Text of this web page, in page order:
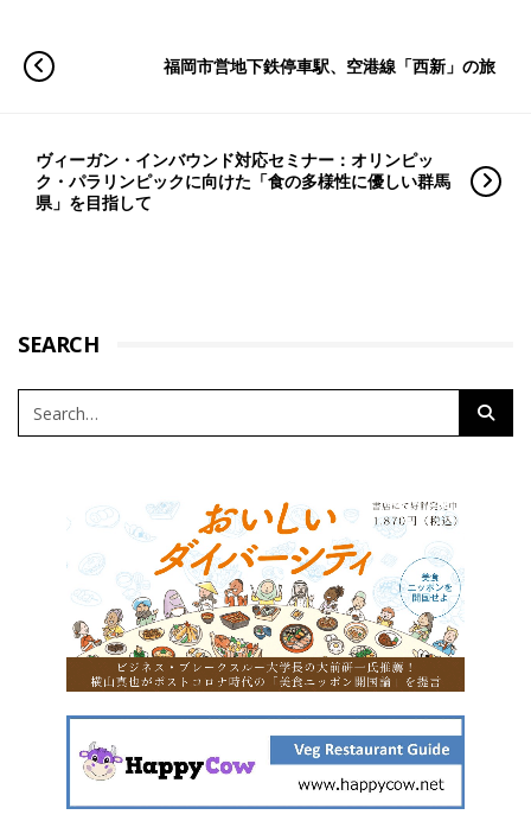
福岡市営地下鉄停車駅、空港線「西新」の旅
ヴィーガン・インバウンド対応セミナー：オリンピッ
ク・パラリンピックに向けた「食の多様性に優しい群馬
県」を目指して
SEARCH